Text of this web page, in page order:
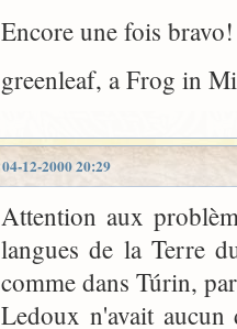
Encore une fois
greenleaf, a Frog in
04-12-2000 20:29
Attention aux
langues de la Terre
comme dans Túrin,
Ledoux n'avait